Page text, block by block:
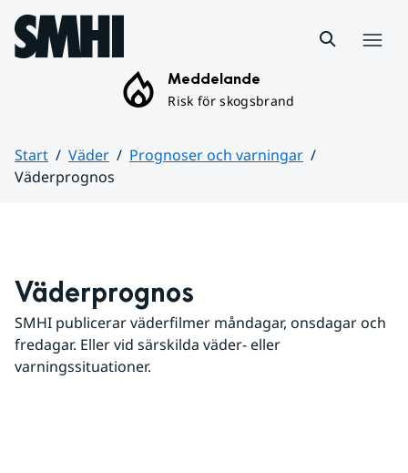
Hoppa till sidans innehåll
Meddelande
Risk för skogsbrand
Start Väder
Prognoser och varningar
Väderprognos
Väderprognos
SMHI publicerar väderfilmer måndagar, onsdagar och
fredagar. Eller vid särskilda väder- eller
varningssituationer.